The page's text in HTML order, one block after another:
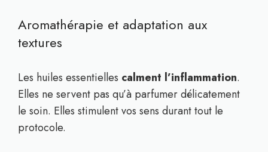
Aromathérapie et adaptation aux
textures
Les huiles essentielles calment l’inflammation.
Elles ne servent pas qu’à parfumer délicatement
le soin. Elles stimulent vos sens durant tout le
protocole.